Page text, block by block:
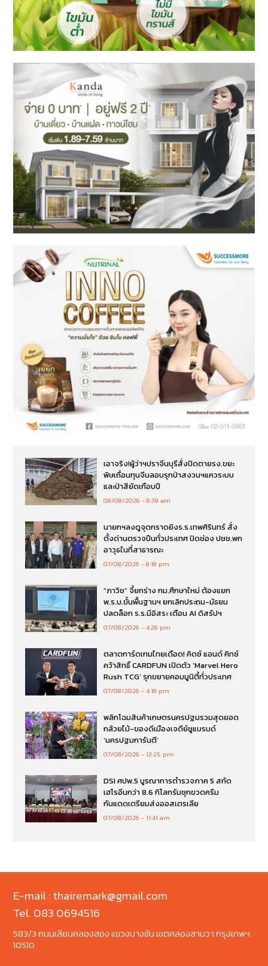
เอาจริง!ผู้ว่าฯปราจีนบุรีสั่งปิดตายรง.ขยะ
พิษเถื่อนทุนจีนลอบรุกป่าสงวนฯแควระบบ
และป่าสียัดเกือบปี
08/08/2026 6:39 am
นายกฯลงดูจุดกราดยิงร.ร.เทพศิรินทร์ สั่ง
ตั้งด่านตรวจปืนทั่วประเทศ ปิดช่อง ปชช.พก
อาวุธในที่สาธารณะ
07/08/2026 8:18 pm
“ภาวิช” จี้ยกร่าง กม.ศึกษาใหม่ ต้องแยก
พ.ร.บ.ขั้นพื้นฐานฯ ยกเลิกประถม-มัธยม
ปลดล็อก ร.ร.มีอิสระ เตือน AI ดิสรัปฯ
07/08/2026 4:26 pm
ตลาดการ์ดเกมไทยเดือด! คิดซ์ แอนด์ คิทซ์
คว้าสิทธิ์ CARDFUN เปิดตัว ‘Marvel Hero
Rush TCG’ รุกขยายคอมมูนิตี้ทั่วประเทศ
07/08/2026 4:19 pm
พลิกโฉมสินค้าเกษตรนครปฐมรวมสุดยอด
กล้วยไม้-ของดีเมืองเจดีย์ชูแบรนด์
‘นครปฐมการันตี’
07/08/2026 12:25 pm
DSI ศปพ.5 บูรณาการตำรวจภาค 5 สกัด
เฮโรอีนกว่า 8.6 กิโลกรัมซุกขวดครีม
กันแดดเตรียมส่งออสเตรเลีย
07/08/2026 11:41 am
E-mail : thairemark@gmail.com
Tel. 083 0694516
583/3 ถนนเลียบคลองสอง แขวงบางชัน เขตคลองสามวา กรุงเทพฯ
10510